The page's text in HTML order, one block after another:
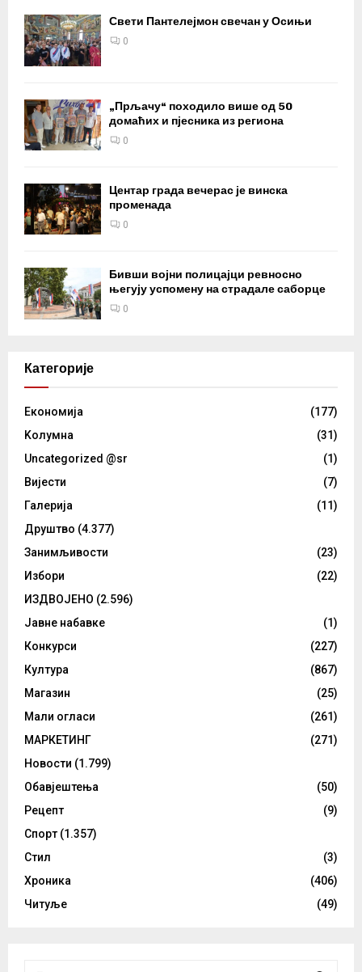
Свети Пантелејмон свечан у Осињи
0
„Прљачу“ походило више од 50
домаћих и пјесника из региона
0
Центар града вечерас је винска
променада
0
Бивши војни полицајци ревносно
његују успомену на страдале саборце
0
Категорије
Eкономија
(177)
Kолумнa
(31)
Uncategorized @sr
(1)
Вијести
(7)
Галерија
(11)
Друштво (4.377)
Занимљивости
(23)
Избори
(22)
ИЗДВОЈЕНО (2.596)
Јавне набавке
(1)
Конкурси
(227)
Култура
(867)
Магазин
(25)
Мали огласи
(261)
МАРКЕТИНГ
(271)
Новости (1.799)
Обавјештења
(50)
Рецепт
(9)
Спорт (1.357)
Стил
(3)
Хроника
(406)
Читуље
(49)